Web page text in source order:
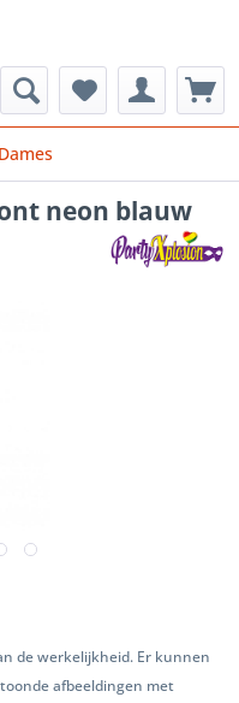
neon blauw
de werkelijkheid. Er kunnen
afbeeldingen met